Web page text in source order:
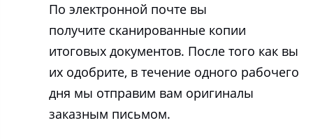
По электронной почте вы
получите сканированные копии
итоговых документов. После того как вы
их одобрите, в течение одного рабочего
дня мы отправим вам оригиналы
заказным письмом.